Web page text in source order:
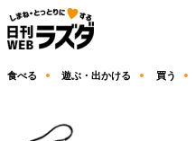
食べる 遊ぶ・出かける 買う